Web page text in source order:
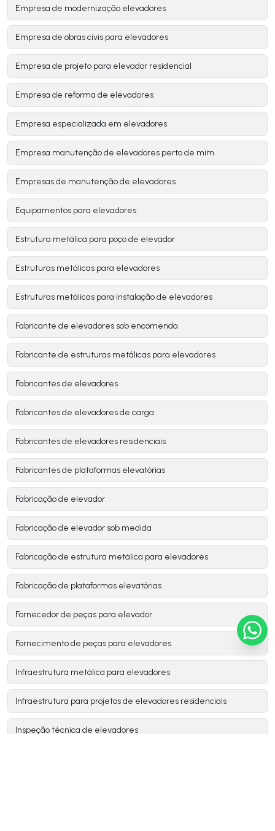
Empresa de modernização elevadores
Empresa de obras civis para elevadores
Empresa de projeto para elevador residencial
Empresa de reforma de elevadores
Empresa especializada em elevadores
Empresa manutenção de elevadores perto de mim
Empresas de manutenção de elevadores
Equipamentos para elevadores
Estrutura metálica para poço de elevador
Estruturas metálicas para elevadores
Estruturas metálicas para instalação de elevadores
Fabricante de elevadores sob encomenda
Fabricante de estruturas metálicas para elevadores
Fabricantes de elevadores
Fabricantes de elevadores de carga
Fabricantes de elevadores residenciais
Fabricantes de plataformas elevatórias
Fabricação de elevador
Fabricação de elevador sob medida
Fabricação de estrutura metálica para elevadores
Fabricação de plataformas elevatórias
Fornecedor de peças para elevador
Fornecimento de peças para elevadores
Infraestrutura metálica para elevadores
Infraestrutura para projetos de elevadores residenciais
Inspeção técnica de elevadores